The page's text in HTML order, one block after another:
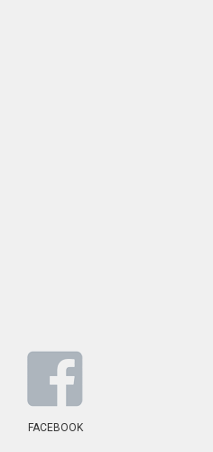
FACEBOOK